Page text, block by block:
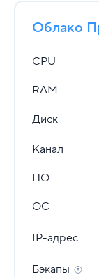
Облако
CPU
RAM
Диск
Канал
ПО
ОС
IP-адрес
Бэкапы